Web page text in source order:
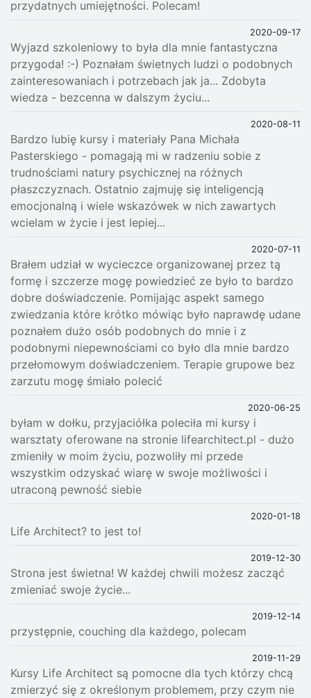
przydatnych umiejętności. Polecam!
2020-09-17
Wyjazd szkoleniowy to była dla mnie fantastyczna
przygoda! :-) Poznałam świetnych ludzi o podobnych
zainteresowaniach i potrzebach jak ja... Zdobyta
wiedza - bezcenna w dalszym życiu...
2020-08-11
Bardzo lubię kursy i materiały Pana Michała
Pasterskiego - pomagają mi w radzeniu sobie z
trudnościami natury psychicznej na różnych
płaszczyznach. Ostatnio zajmuję się inteligencją
emocjonalną i wiele wskazówek w nich zawartych
wcielam w życie i jest lepiej...
2020-07-11
Brałem udział w wycieczce organizowanej przez tą
formę i szczerze mogę powiedzieć ze było to bardzo
dobre doświadczenie. Pomijając aspekt samego
zwiedzania które krótko mówiąc było naprawdę udane
poznałem dużo osób podobnych do mnie i z
podobnymi niepewnościami co było dla mnie bardzo
przełomowym doświadczeniem. Terapie grupowe bez
zarzutu mogę śmiało polecić
2020-06-25
byłam w dołku, przyjaciółka poleciła mi kursy i
warsztaty oferowane na stronie lifearchitect.pl - dużo
zmieniły w moim życiu, pozwoliły mi przede
wszystkim odzyskać wiarę w swoje możliwości i
utraconą pewność siebie
2020-01-18
Life Architect? to jest to!
2019-12-30
Strona jest świetna! W każdej chwili możesz zacząć
zmieniać swoje życie...
2019-12-14
przystępnie, couching dla każdego, polecam
2019-11-29
Kursy Life Architect są pomocne dla tych którzy chcą
zmierzyć się z określonym problemem, przy czym nie